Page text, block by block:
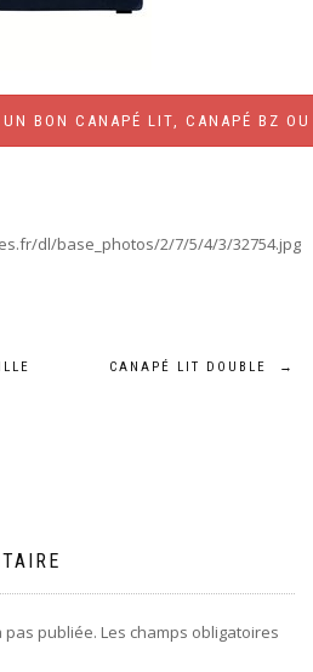
BON CANAPÉ LIT, CANAPÉ BZ
dl/base_photos/2/7/5/4/3/32754.jpg
CANAPÉ LIT DOUBLE →
pas publiée. Les champs obligatoires